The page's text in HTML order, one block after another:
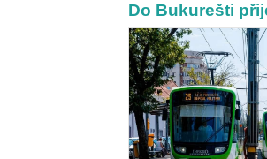
Do Bukurešti